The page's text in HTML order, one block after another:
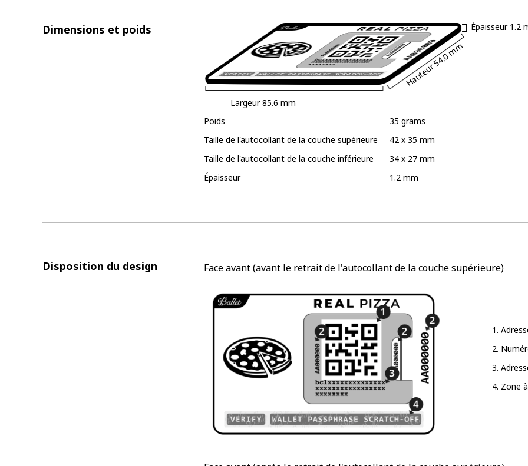
Dimensions et poids
Largeur85.6 mm
Hauteur
54.0 mm
Épaisseur1.2
Poids
Taille de l'autocollant de la couche supérieure
Taille de l'autocollant de la couche inférieure
Épaisseur
35 grams
42 x 35 mm
34 x 27 mm
1.2 mm
Disposition du design Face avant (avant le retrait de l'autocollant de la couche supérieure)
Zone